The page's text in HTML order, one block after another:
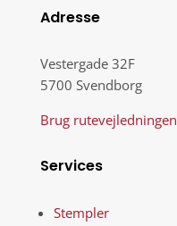
Adresse
Vestergade 32F
5700 Svendborg
Brug rutevejledningen
Services
Stempler